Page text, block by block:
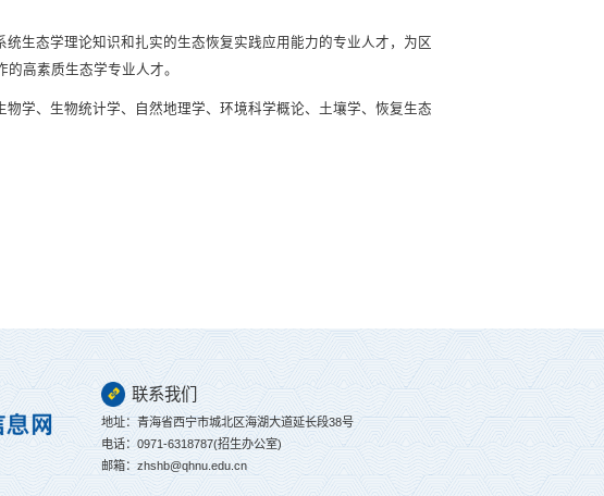
生态学理论知识和扎实的生态恢复实践应用能力的专业人才，为区
高素质生态学专业人才。
学、生物统计学、自然地理学、环境科学概论、土壤学、恢复生态
联系我们
地址：青海省西宁市城北区海湖大道延长段38号
电话：0971-6318787(招生办公室)
邮箱：zhshb@qhnu.edu.cn